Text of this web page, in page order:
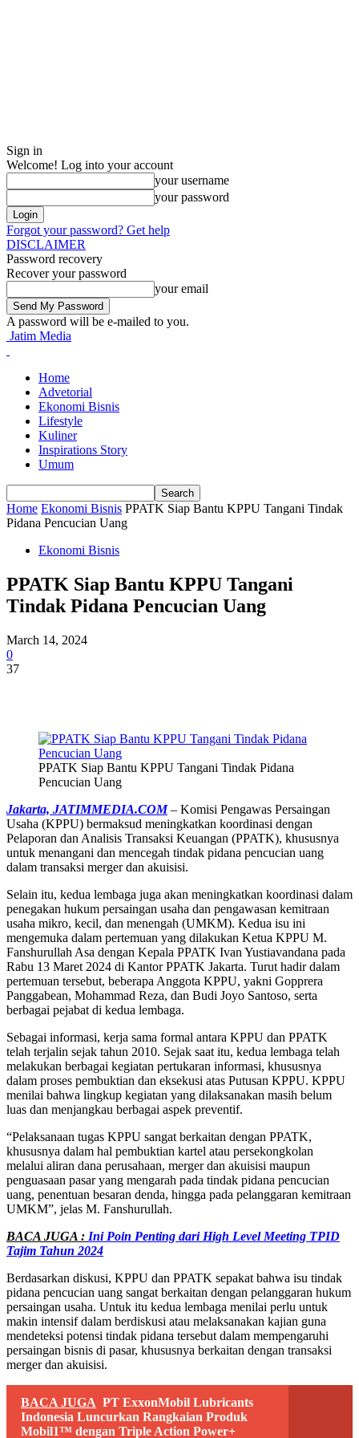
Sign in
Welcome! Log into your account
your username
your password
Forgot your password? Get help
DISCLAIMER
Password recovery
Recover your password
your email
A password will be e-mailed to you.
Jatim Media
Home
Advetorial
Ekonomi Bisnis
Lifestyle
Kuliner
Inspirations Story
Umum
Home Ekonomi Bisnis PPATK Siap Bantu KPPU Tangani Tindak
Pidana Pencucian Uang
Ekonomi Bisnis
PPATK Siap Bantu KPPU Tangani
Tindak Pidana Pencucian Uang
March 14, 2024
0
37
PPATK Siap Bantu KPPU Tangani Tindak Pidana
Pencucian Uang
Jakarta, JATIMMEDIA.COM– Komisi Pengawas Persaingan
Usaha (KPPU) bermaksud meningkatkan koordinasi dengan
Pelaporan dan Analisis Transaksi Keuangan (PPATK), khususnya
untuk menangani dan mencegah tindak pidana pencucian uang
dalam transaksi merger dan akuisisi.
Selain itu, kedua lembaga juga akan meningkatkan koordinasi dalam
penegakan hukum persaingan usaha dan pengawasan kemitraan
usaha mikro, kecil, dan menengah (UMKM). Kedua isu ini
mengemuka dalam pertemuan yang dilakukan Ketua KPPU M.
Fanshurullah Asa dengan Kepala PPATK Ivan Yustiavandana pada
Rabu 13 Maret 2024 di Kantor PPATK Jakarta. Turut hadir dalam
pertemuan tersebut, beberapa Anggota KPPU, yakni Gopprera
Panggabean, Mohammad Reza, dan Budi Joyo Santoso, serta
berbagai pejabat di kedua lembaga.
Sebagai informasi, kerja sama formal antara KPPU dan PPATK
telah terjalin sejak tahun 2010. Sejak saat itu, kedua lembaga telah
melakukan berbagai kegiatan pertukaran informasi, khususnya
dalam proses pembuktian dan eksekusi atas Putusan KPPU. KPPU
menilai bahwa lingkup kegiatan yang dilaksanakan masih belum
luas dan menjangkau berbagai aspek preventif.
“Pelaksanaan tugas KPPU sangat berkaitan dengan PPATK,
khususnya dalam hal pembuktian kartel atau persekongkolan
melalui aliran dana perusahaan, merger dan akuisisi maupun
penguasaan pasar yang mengarah pada tindak pidana pencucian
uang, penentuan besaran denda, hingga pada pelanggaran kemitraan
UMKM”, jelas M. Fanshurullah.
BACA JUGA : Ini Poin Penting dari High Level Meeting TPID
Tajim Tahun 2024
Berdasarkan diskusi, KPPU dan PPATK sepakat bahwa isu tindak
pidana pencucian uang sangat berkaitan dengan pelanggaran hukum
persaingan usaha. Untuk itu kedua lembaga menilai perlu untuk
makin intensif dalam berdiskusi atau melaksanakan kajian guna
mendeteksi potensi tindak pidana tersebut dalam mempengaruhi
persaingan bisnis di pasar, khususnya berkaitan dengan transaksi
merger dan akuisisi.
BACA JUGA PT ExxonMobil Lubricants
Indonesia Luncurkan Rangkaian Produk
Mobil1™ dengan Triple Action Power+